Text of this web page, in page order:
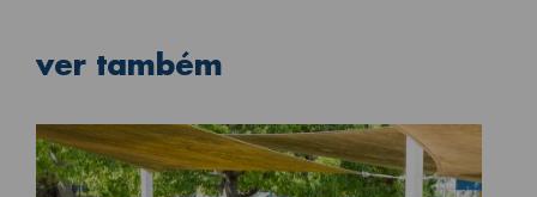
ver também